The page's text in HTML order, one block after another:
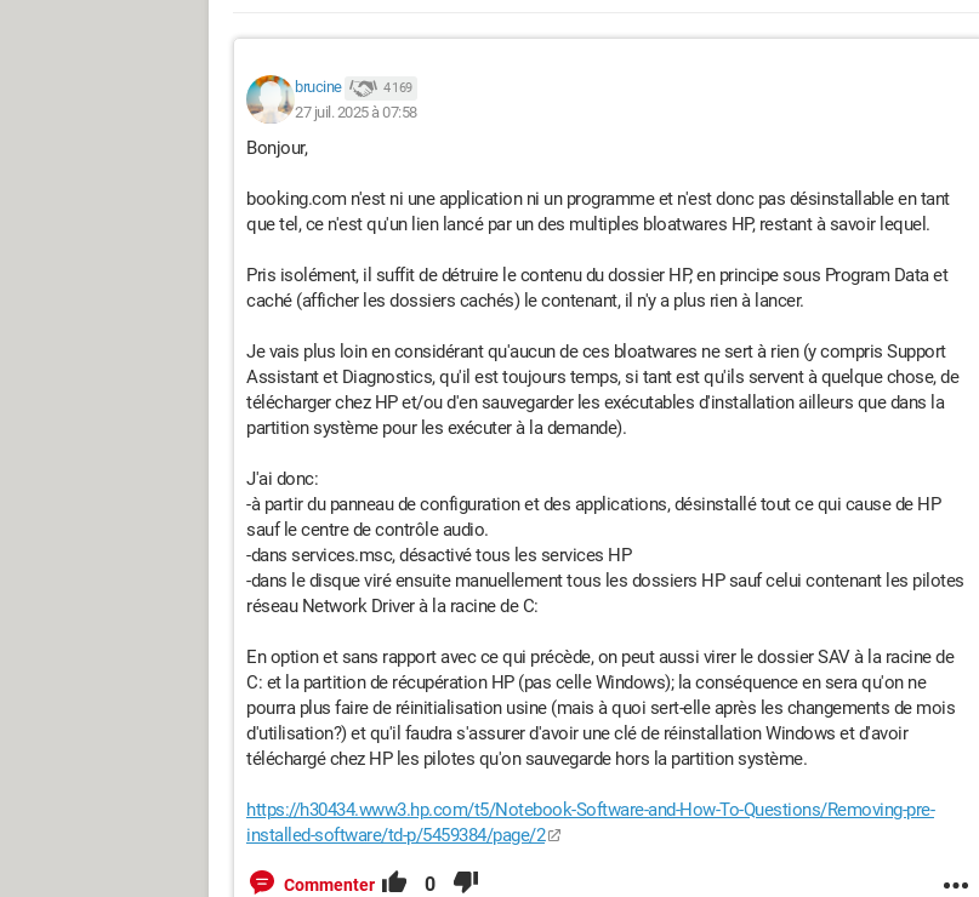
brucine 4 169
27 juil. 2025 à 07:58
Bonjour,
booking.com n'est ni une application ni un programme et n'est donc pas désinstallable en tant
que tel, ce n'est qu'un lien lancé par un des multiples bloatwares HP, restant à savoir lequel.
Pris isolément, il suffit de détruire le contenu du dossier HP, en principe sous Program Data et
caché (afficher les dossiers cachés) le contenant, il n'y a plus rien à lancer.
Je vais plus loin en considérant qu'aucun de ces bloatwares ne sert à rien (y compris Support
Assistant et Diagnostics, qu'il est toujours temps, si tant est qu'ils servent à quelque chose, de
télécharger chez HP et/ou d'en sauvegarder les exécutables d'installation ailleurs que dans la
partition système pour les exécuter à la demande).
J'ai donc:
-à partir du panneau de configuration et des applications, désinstallé tout ce qui cause de HP
sauf le centre de contrôle audio.
-dans services.msc, désactivé tous les services HP
-dans le disque viré ensuite manuellement tous les dossiers HP sauf celui contenant les pilotes
réseau Network Driver à la racine de C:
En option et sans rapport avec ce qui précède, on peut aussi virer le dossier SAV à la racine de
C: et la partition de récupération HP (pas celle Windows); la conséquence en sera qu'on ne
pourra plus faire de réinitialisation usine (mais à quoi sert-elle après les changements de mois
d'utilisation?) et qu'il faudra s'assurer d'avoir une clé de réinstallation Windows et d'avoir
téléchargé chez HP les pilotes qu'on sauvegarde hors la partition système.
https://h30434.www3.hp.com/t5/Notebook-Software-and-How-To-Questions/Removing-pre-
installed-software/td-p/5459384/page/2
Commenter 0